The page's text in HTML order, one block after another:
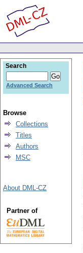
Search
Advanced Search
Browse
Collections
Titles
Authors
MSC
About DML-CZ
Partner of